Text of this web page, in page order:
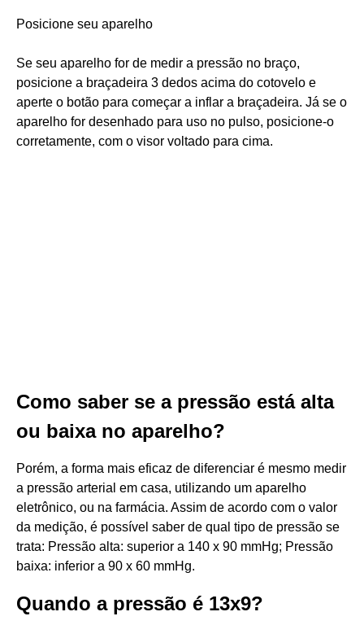
Posicione seu aparelho
Se seu aparelho for de medir a pressão no braço,
posicione a braçadeira 3 dedos acima do cotovelo e
aperte o botão para começar a inflar a braçadeira. Já se o
aparelho for desenhado para uso no pulso, posicione-o
corretamente, com o visor voltado para cima.
Como saber se a pressão está alta
ou baixa no aparelho?
Porém, a forma mais eficaz de diferenciar é mesmo medir
a pressão arterial em casa, utilizando um aparelho
eletrônico, ou na farmácia. Assim de acordo com o valor
da medição, é possível saber de qual tipo de pressão se
trata: Pressão alta: superior a 140 x 90 mmHg; Pressão
baixa: inferior a 90 x 60 mmHg.
Quando a pressão é 13x9?